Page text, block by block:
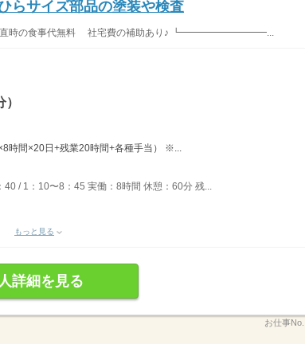
らサイズ部品の塗装や検査
食事代無料 社宅費の補助あり♪ ┗━━━━━━━━━...
時間×20日+残業20時間+各種手当） ※...
/ 1：10〜8：45 実働：8時間 休憩：60分 残...
もっと見る
詳細を見る
お仕事No.